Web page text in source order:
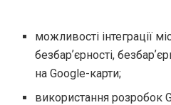
можливості ⁠інтеграції
безбарʼєрності,
на Google-карти;
використання розробок